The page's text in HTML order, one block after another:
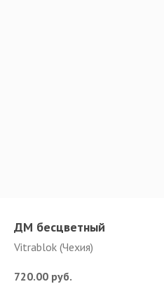
ДМ бесцветный
Vitrablok (Чехия)
720.00 руб.